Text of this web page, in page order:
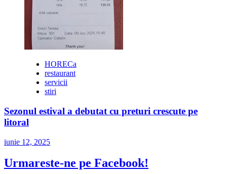
HORECa
restaurant
servicii
stiri
Sezonul estival a debutat cu preturi crescute pe
litoral
iunie 12, 2025
Urmareste-ne pe Facebook!